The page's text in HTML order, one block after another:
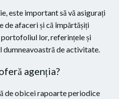
este important să vă asigurați
de afaceri și că împărtășiți
lor, referințele și
dumneavoastră de activitate.
agenția?
de obicei rapoarte periodice